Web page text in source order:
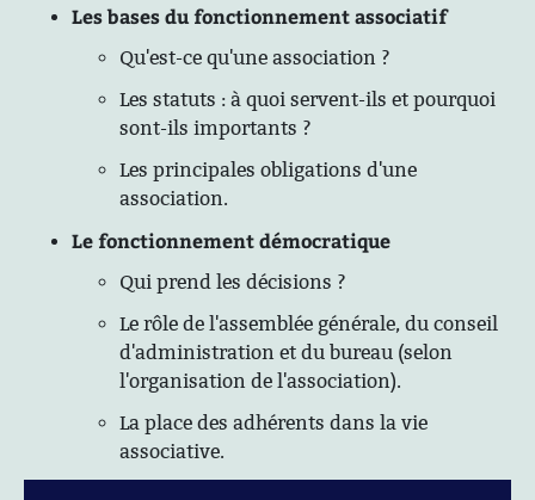
Les bases du fonctionnement associatif
Qu'est-ce qu'une association ?
Les statuts : à quoi servent-ils et pourquoi
sont-ils importants ?
Les principales obligations d'une
association.
Le fonctionnement démocratique
Qui prend les décisions ?
Le rôle de l'assemblée générale, du conseil
d'administration et du bureau (selon
l'organisation de l'association).
La place des adhérents dans la vie
associative.